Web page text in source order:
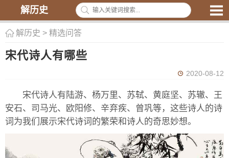
解历史
解历史 > 精选问答
宋代诗人有哪些
2020-08-12
宋代诗人有陆游、杨万里、苏轼、黄庭坚、苏辙、王
安石、司马光、欧阳修、辛弃疾、曾巩等，这些诗人的诗
词为我们展示宋代诗词的繁荣和诗人的奇思妙想。